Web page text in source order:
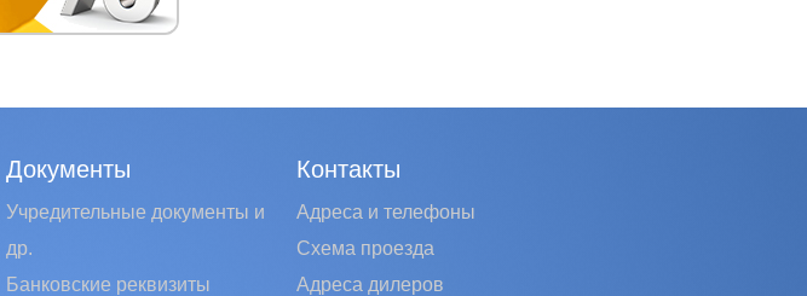
Документы
Учредительные документы и
др.
Банковские реквизиты
Контакты
Адреса и телефоны
Схема проезда
Адреса дилеров